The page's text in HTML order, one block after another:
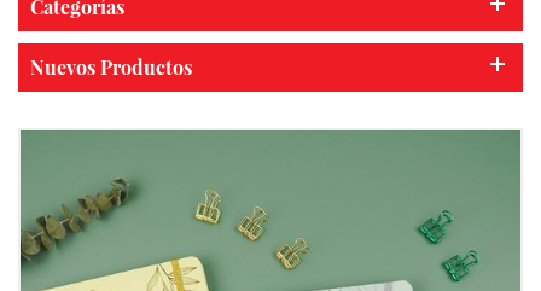
Categorías
Nuevos Productos